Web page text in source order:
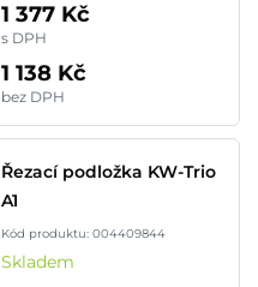
1 377 Kč
s DPH
1 138 Kč
bez DPH
Řezací podložka KW-Trio
A1
Kód produktu: 004409844
Skladem